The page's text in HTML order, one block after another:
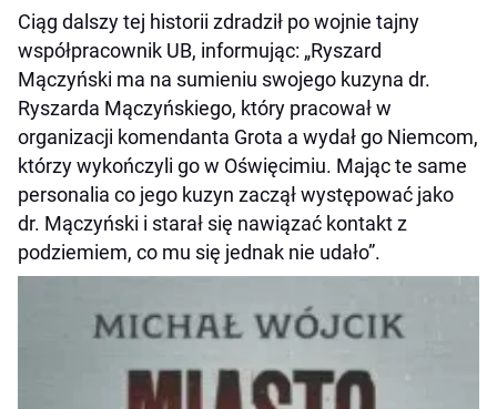
Ciąg dalszy tej historii zdradził po wojnie tajny
współpracownik UB, informując: „Ryszard
Mączyński ma na sumieniu swojego kuzyna dr.
Ryszarda Mączyńskiego, który pracował w
organizacji komendanta Grota a wydał go Niemcom,
którzy wykończyli go w Oświęcimiu. Mając te same
personalia co jego kuzyn zaczął występować jako
dr. Mączyński i starał się nawiązać kontakt z
podziemiem, co mu się jednak nie udało”.